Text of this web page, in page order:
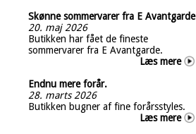
Skønne sommervarer fra E Avantgarde
20. maj 2026
Butikken har fået de fineste
sommervarer fra E Avantgarde.
Læs mere
Endnu mere forår.
28. marts 2026
Butikken bugner af fine forårsstyles.
Læs mere